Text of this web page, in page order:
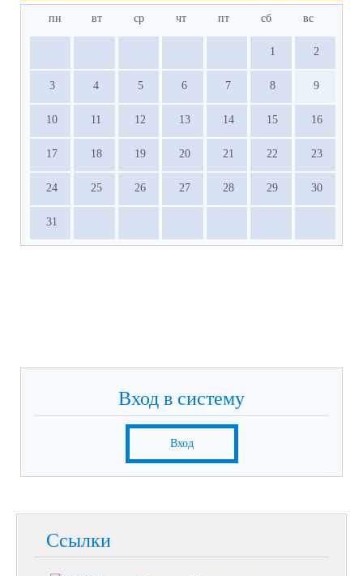
пн вт ср чт пт сб вс
1 2
3 4 5 6 7 8 9
10 11 12 13 14 15 16
17 18 19 20 21 22 23
24 25 26 27 28 29 30
31
Вход в систему
Вход
Ссылки